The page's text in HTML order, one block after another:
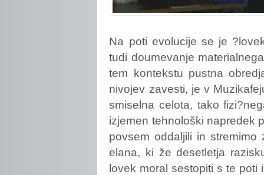
Na poti evolucije se je
tudi doumevanje
tem kontekstu pustna
nivojev zavesti, je v
smiselna celota, tako
izjemen tehnološki napredek
povsem oddaljili in
elana, ki že desetletja
lovek moral sestopiti s te